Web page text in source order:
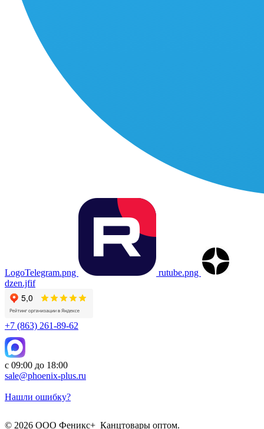
LogoTelegram.png
rutube.png
dzen.jfif
+7 (863) 261-89-62
с 09:00 до 18:00
sale@phoenix-plus.ru
Нашли ошибку?
© 2026 ООО Феникс+ Канцтовары оптом.